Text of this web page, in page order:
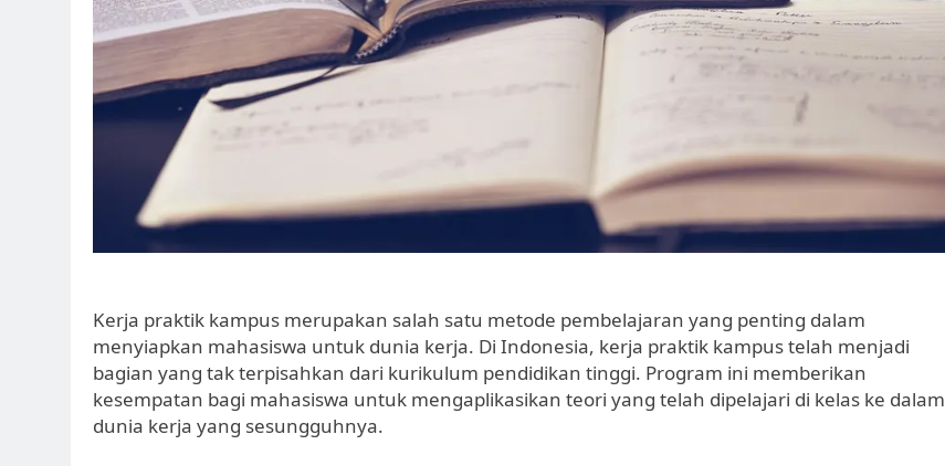
Kerja praktik kampus merupakan salah satu metode pembelajaran yang penting dalam
menyiapkan mahasiswa untuk dunia kerja. Di Indonesia, kerja praktik kampus telah menjadi
bagian yang tak terpisahkan dari kurikulum pendidikan tinggi. Program ini memberikan
kesempatan bagi mahasiswa untuk mengaplikasikan teori yang telah dipelajari di kelas ke dalam
dunia kerja yang sesungguhnya.